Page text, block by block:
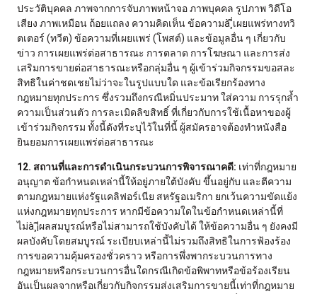
ประวัติบุคคล ภาพจากการจับภาพหน้าจอ ภาพบุคคล รูปภาพ วิดีโอ
เสียง ภาพเหมือน ถ้อยแถลง ความคิดเห็น ข้อความà¸ี่เผยแพร่ทางทวิ
ตเตอร์ (ทวีต) ข้อความที่เผยแพร่ (โพสต์) และข้อมูลอื่น ๆ เกี่ยวกับ
ข่าว การเผยแพร่ต่อสาธารณะ การตลาด การโฆษณา และการส่ง
เสริมการขายต่อสาธารณะหรือกลุ่มอื่น ๆ ผู้เข้าร่วมกิจกรรมขอสละ
สิทธิในค่าชดเชยไม่ว่าจะในรูปแบบใด และข้อเรียกร้องทาง
กฎหมายทุกประการ ซึ่งรวมถึงกรณีหมิ่นประมาท ใส่ความ การรุกล้ำ
ความเป็นส่วนตัว การละเมิดลิขสิทธิ์ ที่เกี่ยวกับการใช้เนื้อหาของผู้
เข้าร่วมกิจกรรม ทั้งนี้ดังที่ระบุไว้ในที่นี้ ผู้สมัครอาจต้องทำหนังสือ
ยินยอมการเผยแพร่ต่อสาธารณะ
12. สถานที่และการดำเนินกระบวนการพิจารณาคดี: เท่าที่กฎหมาย
อนุญาต ข้อกำหนดเหล่านี้ให้อยู่ภายใต้บังคับ ขึ้นอยู่กับ และตีความ
ตามกฎหมายแห่งรัฐแคลิฟอร์เนีย สหรัฐอเมริกา ยกเว้นความขัดแย้ง
แห่งกฎหมายทุกประการ หากมีข้อความใดในข้อกำหนดเหล่านี้ที่
ไม่à¸¡ีผลสมบูรณ์หรือไม่สามารถใช้บังคับได้ ให้ข้อความอื่น ๆ ยังคงมี
ผลบังคับโดยสมบูรณ์ ระเบียบเหล่านี้ไม่รวมถึงสิทธิในการฟ้องร้อง
การขอความคุ้มครองชั่วคราว หรือการพึ่งพากระบวนการทาง
กฎหมายหรือกระบวนการอื่นใดกรณีเกิดข้อพิพาทหรือข้อร้องเรียน
อันเป็นผลจากหรือเกี่ยวกับกิจกรรมส่งเสริมการขายนี้เท่าที่กฎหมาย